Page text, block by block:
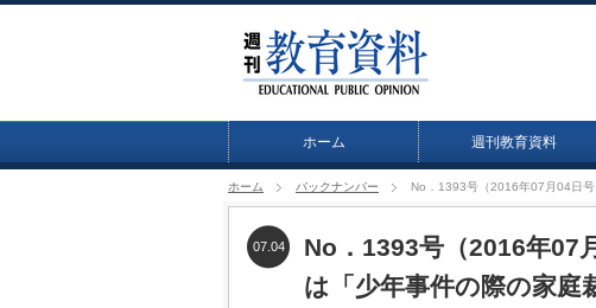
ホーム 週刊教育資料
ホーム バックナンバー No．1393号（2016年07月04日
No．1393号（2016年07
は「少年事件の際の家庭
07.04